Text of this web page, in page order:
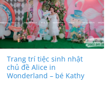
Trang trí tiệc sinh nhật
chủ đề Alice in
Wonderland – bé Kathy